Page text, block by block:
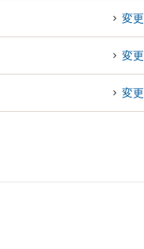
変更
変更
変更